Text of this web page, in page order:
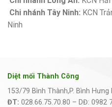
Chi nhánh Tây Ninh: KCN
Ninh
Diệt mối Thành Công
153/79 Bình Thành,P. Bình Hưng
ĐT: 028.66.75.70.80 – DĐ: 0982